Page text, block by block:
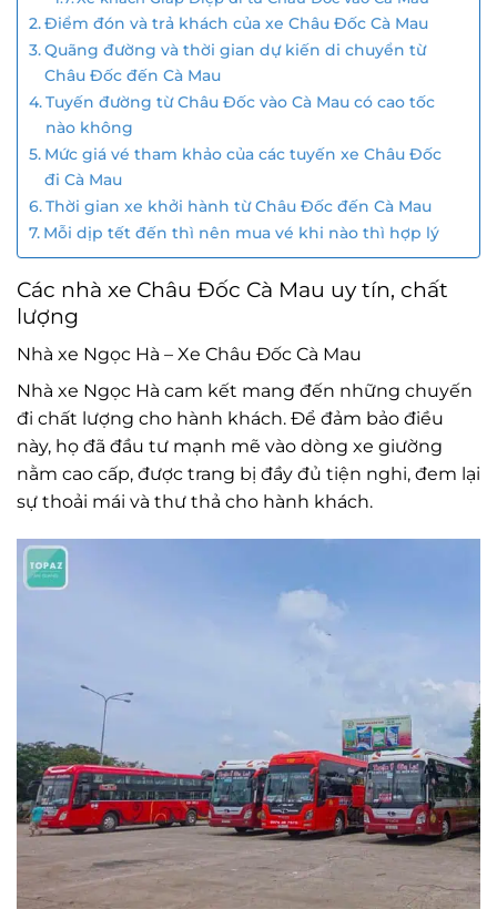
Điểm đón và trả khách của xe Châu Đốc Cà Mau
Quãng đường và thời gian dự kiến di chuyển từ
Châu Đốc đến Cà Mau
Tuyến đường từ Châu Đốc vào Cà Mau có cao tốc
nào không
Mức giá vé tham khảo của các tuyến xe Châu Đốc
đi Cà Mau
Thời gian xe khởi hành từ Châu Đốc đến Cà Mau
Mỗi dịp tết đến thì nên mua vé khi nào thì hợp lý
Các nhà xe Châu Đốc Cà Mau uy tín, chất
lượng
Nhà xe Ngọc Hà – Xe Châu Đốc Cà Mau
Nhà xe Ngọc Hà cam kết mang đến những chuyến
đi chất lượng cho hành khách. Để đảm bảo điều
này, họ đã đầu tư mạnh mẽ vào dòng xe giường
nằm cao cấp, được trang bị đầy đủ tiện nghi, đem lại
sự thoải mái và thư thả cho hành khách.